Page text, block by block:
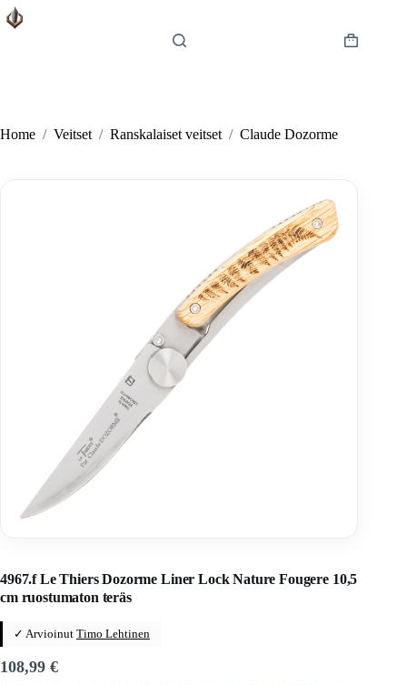
Skip
to
Shopping
Home / Veitset / Ranskalaiset veitset / Claude Dozorme
4967.f Le Thiers Dozorme Liner Lock Nature Fougere 10,5
cm ruostumaton teräs
✓ Arvioinut Timo Lehtinen
108,99 €